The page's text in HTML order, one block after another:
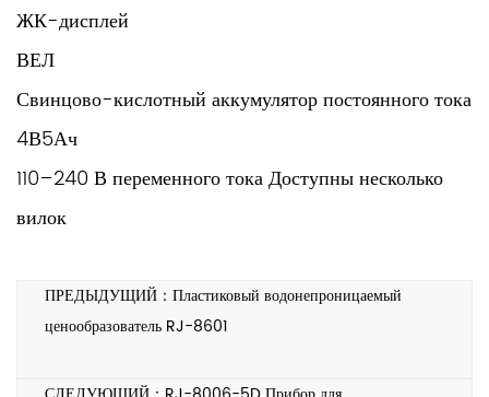
ЖК-дисплей
ВЕЛ
Свинцово-кислотный аккумулятор постоянного тока
4В5Ач
110–240 В переменного тока Доступны несколько
вилок
ПРЕДЫДУЩИЙ：Пластиковый водонепроницаемый
ценообразователь RJ-8601